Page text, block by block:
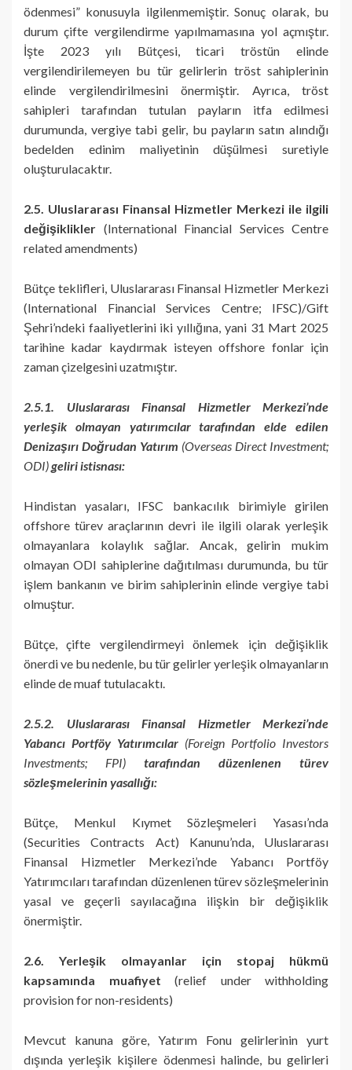
ödenmesi” konusuyla ilgilenmemiştir. Sonuç olarak, bu
durum çifte vergilendirme yapılmamasına yol açmıştır.
İşte 2023 yılı Bütçesi, ticari tröstün elinde
vergilendirilemeyen bu tür gelirlerin tröst sahiplerinin
elinde vergilendirilmesini önermiştir. Ayrıca, tröst
sahipleri tarafından tutulan payların itfa edilmesi
durumunda, vergiye tabi gelir, bu payların satın alındığı
bedelden edinim maliyetinin düşülmesi suretiyle
oluşturulacaktır.
2.5. Uluslararası Finansal Hizmetler Merkezi ile ilgili
değişiklikler (International Financial Services Centre
related amendments)
Bütçe teklifleri, Uluslararası Finansal Hizmetler Merkezi
(International Financial Services Centre; IFSC)/Gift
Şehri’ndeki faaliyetlerini iki yıllığına, yani 31 Mart 2025
tarihine kadar kaydırmak isteyen offshore fonlar için
zaman çizelgesini uzatmıştır.
2.5.1. Uluslararası Finansal Hizmetler Merkezi’nde
yerleşik olmayan yatırımcılar tarafından elde edilen
Denizaşırı Doğrudan Yatırım (Overseas Direct Investment;
ODI)geliri istisnası:
Hindistan yasaları, IFSC bankacılık birimiyle girilen
offshore türev araçlarının devri ile ilgili olarak yerleşik
olmayanlara kolaylık sağlar. Ancak, gelirin mukim
olmayan ODI sahiplerine dağıtılması durumunda, bu tür
işlem bankanın ve birim sahiplerinin elinde vergiye tabi
olmuştur.
Bütçe, çifte vergilendirmeyi önlemek için değişiklik
önerdi ve bu nedenle, bu tür gelirler yerleşik olmayanların
elinde de muaf tutulacaktı.
2.5.2. Uluslararası Finansal Hizmetler Merkezi’nde
Yabancı Portföy Yatırımcılar (Foreign Portfolio Investors
Investments; FPI) tarafından düzenlenen türev
sözleşmelerinin yasallığı:
Bütçe, Menkul Kıymet Sözleşmeleri Yasası’nda
(Securities Contracts Act) Kanunu’nda, Uluslararası
Finansal Hizmetler Merkezi’nde Yabancı Portföy
Yatırımcıları tarafından düzenlenen türev sözleşmelerinin
yasal ve geçerli sayılacağına ilişkin bir değişiklik
önermiştir.
2.6. Yerleşik olmayanlar için stopaj hükmü
kapsamında muafiyet (relief under withholding
provision for non-residents)
Mevcut kanuna göre, Yatırım Fonu gelirlerinin yurt
dışında yerleşik kişilere ödenmesi halinde, bu gelirleri